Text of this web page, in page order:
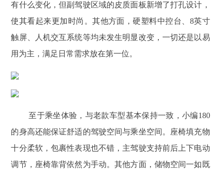
有什么变化，但副驾驶区域的皮质面板新增了打孔设计，
使其看起来更加时尚。其他方面，硬塑料中控台、8英寸
触屏、人机交互系统等均未发生明显改变，一切还是以易
用为主，满足日常需求放在第一位。
至于乘坐体验，与老款车型基本保持一致，小编180
的身高还能保证舒适的驾驶空间与乘坐空间。座椅填充物
十分柔软，包裹性表现也不错，主驾驶支持前后上下电动
调节，座椅靠背依然为手动。其他方面，储物空间一如既